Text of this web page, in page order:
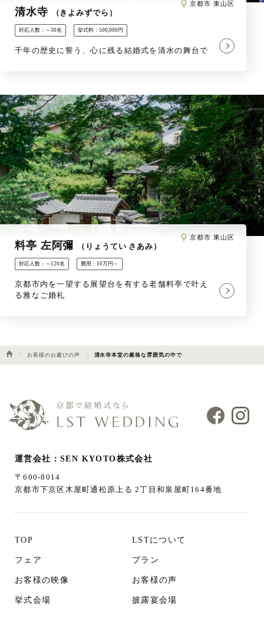
清水寺 （きよみずでら）
京都市 東山区
対応人数：～30名 挙式料：500,000円
千年の歴史に誓う、心に残る結婚式を清水の舞台で
料亭 左阿彌 （りょうてい さあみ）
京都市 東山区
対応人数：～120名 費用：10万円～
京都市内を一望する展望台を有する老舗料亭で叶え
る雅なご婚礼
お客様のお慶びの声 清水寺本堂の厳格な雰囲気の中で
運営会社：SEN KYOTO株式会社
〒600-8014
京都市下京区木屋町通松原上る 2丁目和泉屋町164番地
TOP LSTについて
フェア プラン
お客様の映像 お客様の声
挙式会場 披露宴会場